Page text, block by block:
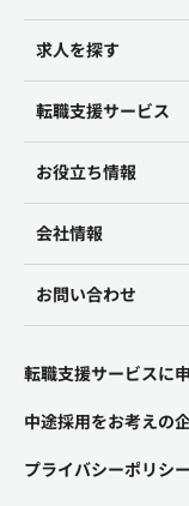
求人を探す
転職支援サービス
お役立ち情報
会社情報
お問い合わせ
転職支援サービスに
中途採用をお考えの
プライバシーポリシー